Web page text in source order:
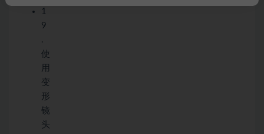
1
9
.
使
用
变
形
镜
头